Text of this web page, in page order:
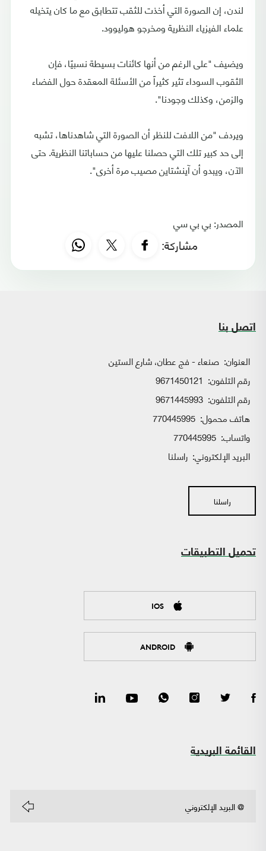
لندن، إن الصورة التي أخذت للثقب تتطابق مع ما كان يتخيله
علماء الفيزياء النظرية ومخرجو هوليوود.
ويضيف "على الرغم من أنها كائنات بسيطة نسبيًا، فإن
الثقوب السوداء تثير كثيراً من الأسئلة المعقدة حول الفضاء
والزمن، وكذلك وجودنا".
ويردف "من اللافت للنظر أن الصورة التي شاهدناها، تشبه
إلى حد كبير تلك التي حصلنا عليها من حساباتنا النظرية. حتى
الآن، ويبدو أن آينشتاين مصيب مرة أخرى".
المصدر: بي بي سي
مشاركة:
اتصل بنا
العنوان: صنعاء - فج عطان، شارع الستين
رقم التلفون: 9671450121
رقم التلفون: 9671445993
هاتف محمول: 770445995
واتساب:
البريد الإلكتروني: راسلنا
راسلنا
تحميل التطبيقات
IOS
ANDROID
القائمة البريدية